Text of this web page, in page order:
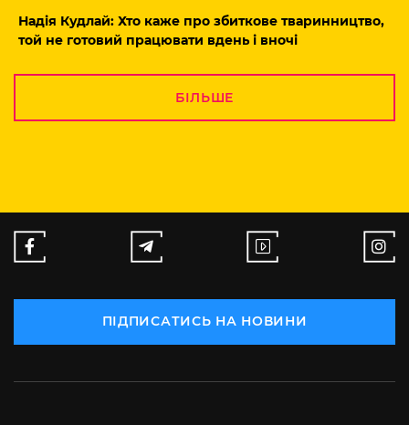
Надія Кудлай: Хто каже про збиткове тваринництво,
той не готовий працювати вдень і вночі
БІЛЬШЕ
ПІДПИСАТИСЬ НА НОВИНИ